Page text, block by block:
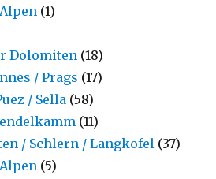
(1)
Dolomiten (18)
/ Prags (17)
/ Sella (58)
(11)
/ Schlern / Langkofel (37)
(5)